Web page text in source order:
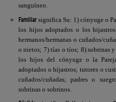
sanguíneo.
Familiar significa Su: 1) cónyuge o
los hijos adoptados o los
hermanos/hermanas o cuñados/
o nietos; 7) tías o tíos; 8) sobrinas
los hijos del cónyuge o la
adoptados o hijastros; tutores o
cuñados/cuñadas; padres o
sobrinas o sobrinos.